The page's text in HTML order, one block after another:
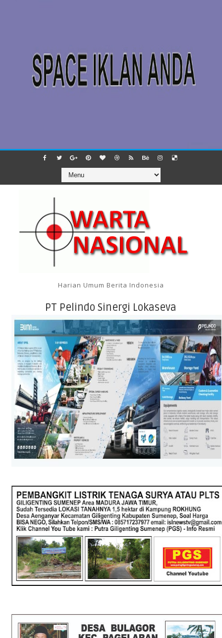
Harian Umum Berita Indonesia
PT Pelindo Sinergi Lokaseva